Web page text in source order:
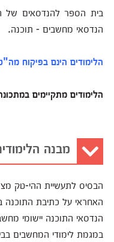
בית הספר להנדסאים של
הנדסאי מחשבים - תוכנה.
הלימודים הינם בפיקוח
הלימודים מתקיימים
מבנה
הבסיס לתעשיית ההי-טק
האחראי על כתיבת התוכנה
הנדסאי התוכנה יישומי
במגמת לימודי המחשבים